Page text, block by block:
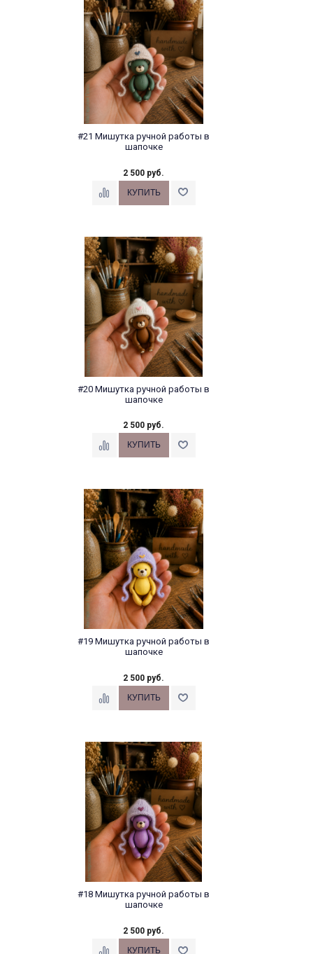
#21 Мишутка ручной работы в
шапочке
2 500 руб.
#20 Мишутка ручной работы в
шапочке
2 500 руб.
#19 Мишутка ручной работы в
шапочке
2 500 руб.
#18 Мишутка ручной работы в
шапочке
2 500 руб.